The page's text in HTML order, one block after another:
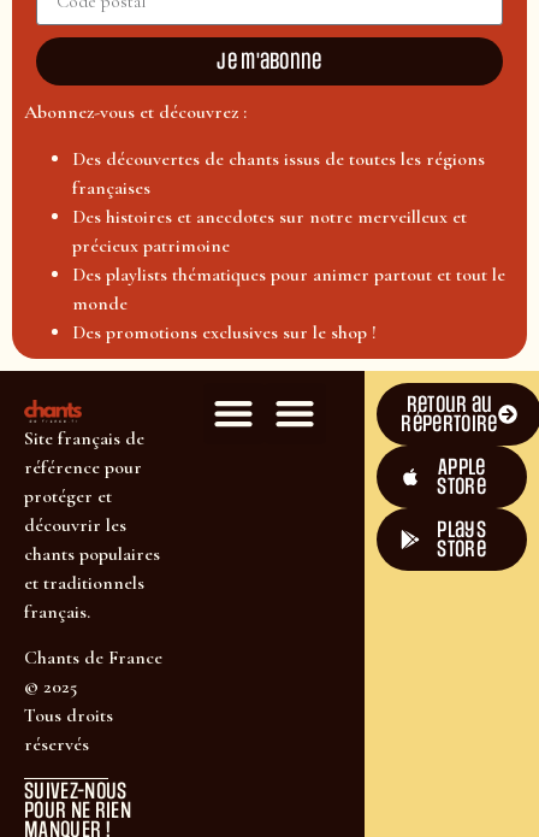
Je m'abonne
Abonnez-vous et découvrez :
Des découvertes de chants issus de toutes les régions
françaises
Des histoires et anecdotes sur notre merveilleux et
précieux patrimoine
Des playlists thématiques pour animer partout et tout le
monde
Des promotions exclusives sur le shop !
Site français de
référence pour
protéger et
découvrir les
chants populaires
et traditionnels
français.
Chants de France
© 2025
Tous droits
réservés
SUIVEZ-NOUS
POUR NE RIEN
MANQUER !
Retour au
répertoire
Apple
Store
plays
store